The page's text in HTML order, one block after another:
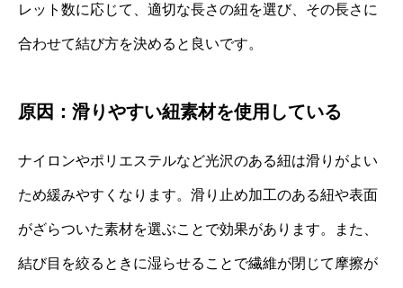
レット数に応じて、適切な長さの紐を選び、その長さに
合わせて結び方を決めると良いです。
原因：滑りやすい紐素材を使用している
ナイロンやポリエステルなど光沢のある紐は滑りがよい
ため緩みやすくなります。滑り止め加工のある紐や表面
がざらついた素材を選ぶことで効果があります。また、
結び目を絞るときに湿らせることで繊維が閉じて摩擦が